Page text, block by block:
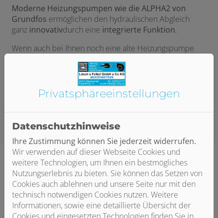
Moderne Heizungspumpen wie die ALPHA2 von
Grundfos ermöglichen den hydraulischen Abgleich
ganz innovativdurch eine integrierte Funktion.
Wenn auch bei Ihnen noch eine alte Heizungspumpe
installiert ist oder Sie nicht sicher sind, ob sich der
Pumpenaustauschlohnt,sprechen Sie Ihren
. Er sorgt dafür, dass die Heizung bei
Ihnen zu Hause einwandfrei und energiesparend läuft.
Mit Grundfos Comfort kein Warten
auf warmes Wasser
Privatsphäre­einstellungen
Datenschutzhinweise
Ihre Zustimmung können Sie jederzeit widerrufen.
Wir verwenden auf dieser Webseite Cookies und
weitere Technologien, um Ihnen ein bestmögliches
Nutzungserlebnis zu bieten. Sie können das Setzen von
Cookies auch ablehnen und unsere Seite nur mit den
technisch notwendigen Cookies nutzen. Weitere
Informationen, sowie eine detaillierte Übersicht der